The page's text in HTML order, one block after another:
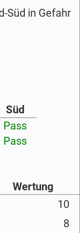
Süd in Gefahr
Süd
Pass
Pass
Wertung
10
8